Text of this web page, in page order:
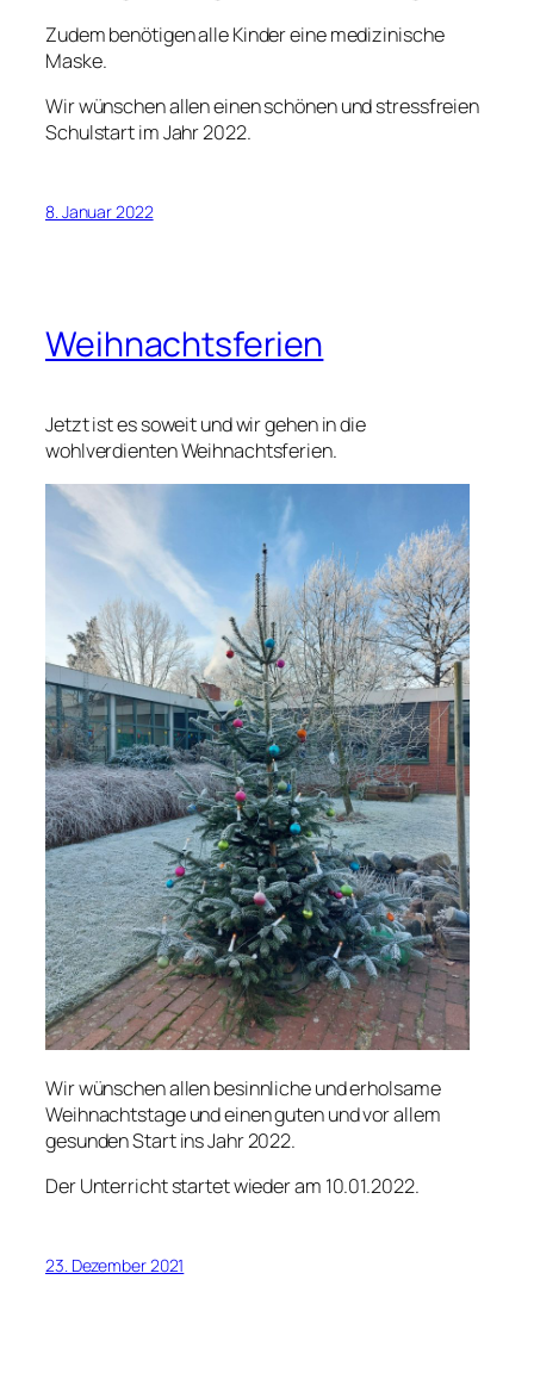
Zudem benötigen alle Kinder eine medizinische
Maske.
Wir wünschen allen einen schönen und stressfreien
Schulstart im Jahr 2022.
8. Januar 2022
Weihnachtsferien
Jetzt ist es soweit und wir gehen in die
wohlverdienten Weihnachtsferien.
Wir wünschen allen besinnliche und erholsame
Weihnachtstage und einen guten und vor allem
gesunden Start ins Jahr 2022.
Der Unterricht startet wieder am 10.01.2022.
23. Dezember 2021